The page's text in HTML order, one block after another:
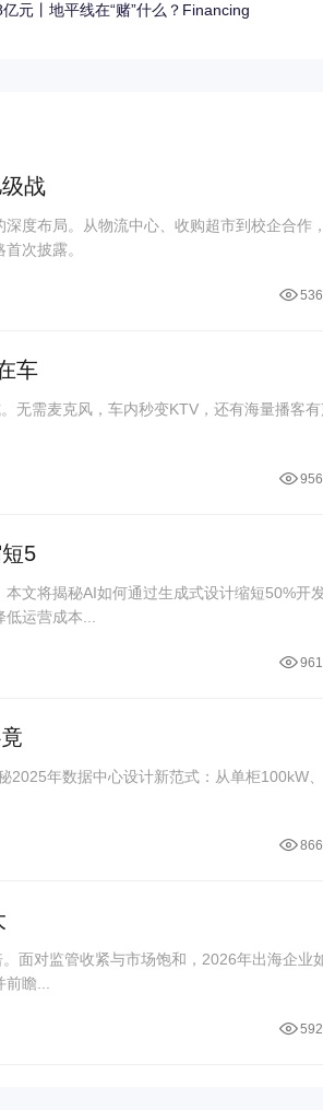
元丨地平线在“赌”什么？Financing
战
度布局。从物流中心、收购超市到校企合作，
次披露。
536
车
无需麦克风，车内秒变KTV，还有海量播客
956
5
文将揭秘AI如何通过生成式设计缩短50%开
运营成本...
961
年数据中心设计新范式：从单柜100kW、
866
面对监管收紧与市场饱和，2026年出海企业
前瞻...
592